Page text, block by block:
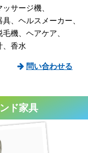
ッサージ機
具
ヘルスメーカー
毛機
ヘアケア
香水
問い合わせる
ド家具